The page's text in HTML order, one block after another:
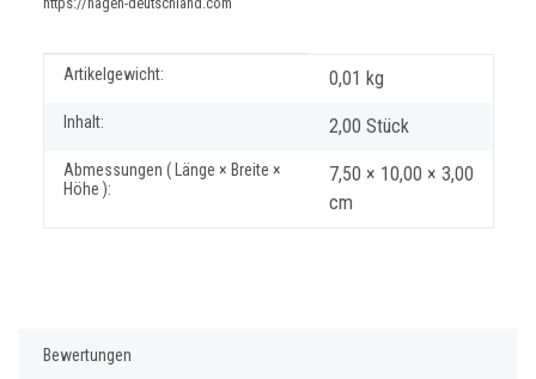
Produkteigenschaft
Wert
Artikelgewicht: 0,01 kg
Inhalt: 2,00 Stück
Abmessungen ( Länge × Breite ×
Höhe ):
7,50 × 10,00 × 3,00
cm
Bewertungen